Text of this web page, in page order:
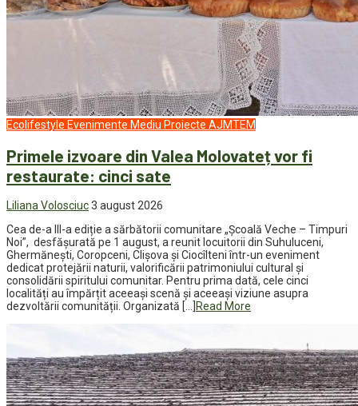
Ecolifestyle Evenimente Mediu Proiecte AJMTEM
Primele izvoare din Valea Molovateț vor fi
restaurate: cinci sate
Liliana Volosciuc3 august 2026
Cea de-a III-a ediție a sărbătorii comunitare „Școală Veche – Timpuri
Noi”, desfășurată pe 1 august, a reunit locuitorii din Suhuluceni,
Ghermănești, Coropceni, Clișova și Ciocîlteni într-un eveniment
dedicat protejării naturii, valorificării patrimoniului cultural și
consolidării spiritului comunitar. Pentru prima dată, cele cinci
localități au împărțit aceeași scenă și aceeași viziune asupra
dezvoltării comunității. Organizată […] Read More